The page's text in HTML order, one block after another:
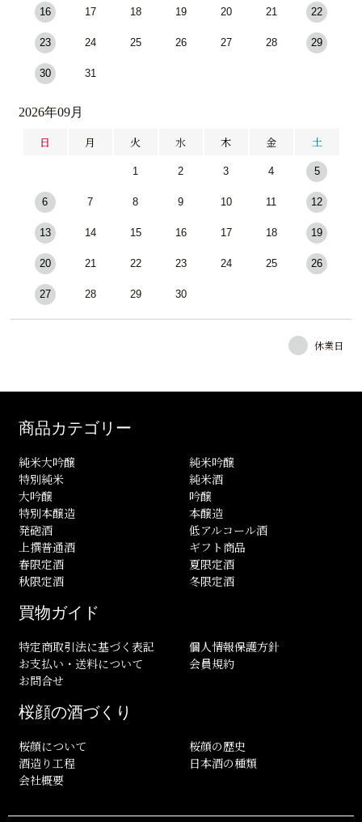
16 17 18 19 20 21 22
23 24 25 26 27 28 29
30 31
2026年09月
日 月 火 水 木 金 土
1 2 3 4 5
6 7 8 9 10 11 12
13 14 15 16 17 18 19
20 21 22 23 24 25 26
27 28 29 30
休業日
商品カテゴリー
純米大吟醸
純米吟醸
特別純米
純米酒
大吟醸
吟醸
特別本醸造
本醸造
発砲酒
低アルコール酒
上撰普通酒
ギフト商品
春限定酒
夏限定酒
秋限定酒
冬限定酒
買物ガイド
特定商取引法に基づく表記
個人情報保護方針
お支払い・送料について
会員規約
お問合せ
桜顔の酒づくり
桜顔について
桜顔の歴史
酒造り工程
日本酒の種類
会社概要